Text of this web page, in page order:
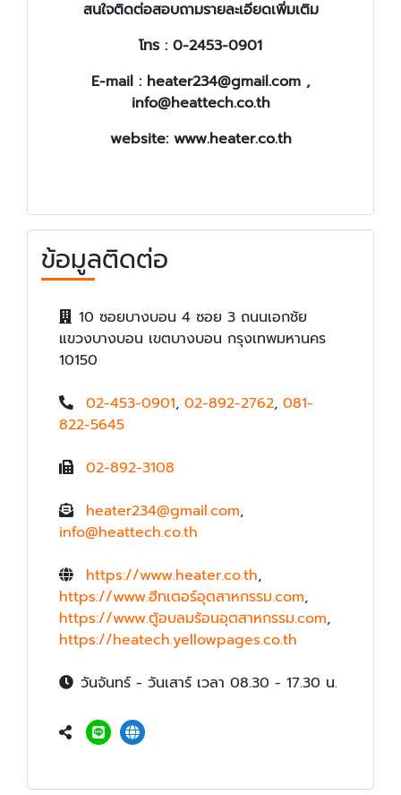
สนใจติดต่อสอบถามรายละเอียดเพิ่มเติม
โทร : 0-2453-0901
E-mail : heater234@gmail.com ,
info@heattech.co.th
website: www.heater.co.th
ข้อมูลติดต่อ
10 ซอยบางบอน 4 ซอย 3 ถนนเอกชัย
แขวงบางบอน เขตบางบอน กรุงเทพมหานคร
10150
02-453-0901, 02-892-2762, 081-
822-5645
02-892-3108
heater234@gmail.com,
info@heattech.co.th
https://www.heater.co.th,
https://www.ฮีทเตอร์อุตสาหกรรม.com,
https://www.ตู้อบลมร้อนอุตสาหกรรม.com,
https://heatech.yellowpages.co.th
วันจันทร์ - วันเสาร์ เวลา 08.30 - 17.30 น.